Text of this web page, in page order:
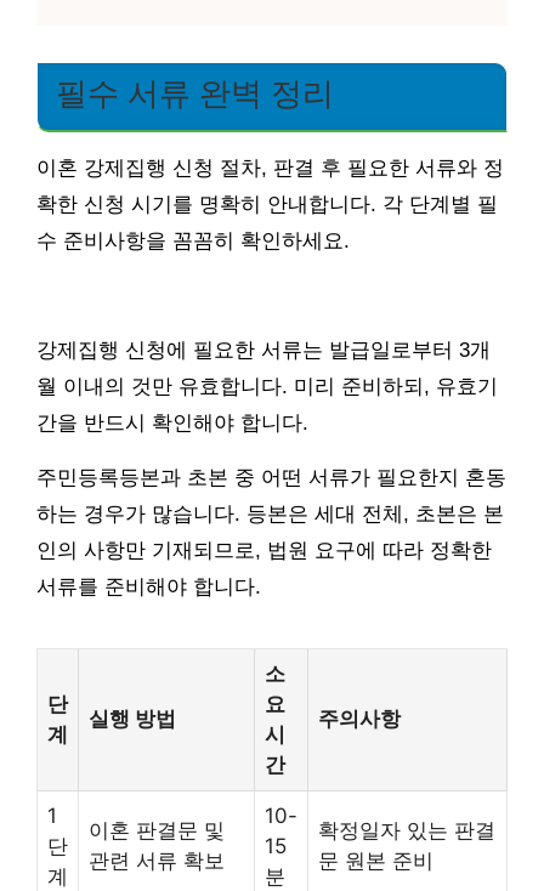
필수 서류 완벽 정리
이혼 강제집행 신청 절차, 판결 후 필요한 서류와 정
확한 신청 시기를 명확히 안내합니다. 각 단계별 필
수 준비사항을 꼼꼼히 확인하세요.
강제집행 신청에 필요한 서류는 발급일로부터 3개
월 이내의 것만 유효합니다. 미리 준비하되, 유효기
간을 반드시 확인해야 합니다.
주민등록등본과 초본 중 어떤 서류가 필요한지 혼동
하는 경우가 많습니다. 등본은 세대 전체, 초본은 본
인의 사항만 기재되므로, 법원 요구에 따라 정확한
서류를 준비해야 합니다.
단
계
실행 방법
소
요
시
간
주의사항
1
단
계
이혼 판결문 및
관련 서류 확보
10-
15
분
확정일자 있는 판결
문 원본 준비